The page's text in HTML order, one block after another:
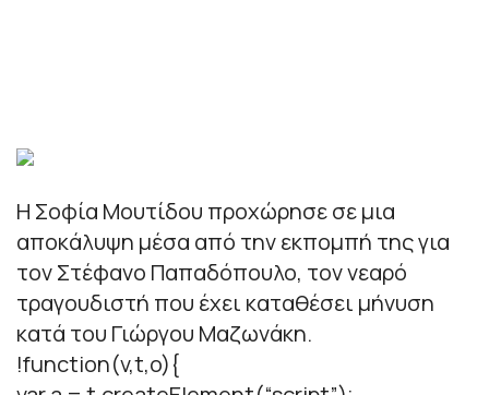
Η Σοφία Μουτίδου προχώρησε σε μια
αποκάλυψη μέσα από την εκπομπή της για
τον Στέφανο Παπαδόπουλο, τον νεαρό
τραγουδιστή που έχει καταθέσει μήνυση
κατά του Γιώργου Μαζωνάκη.
!function(v,t,o){